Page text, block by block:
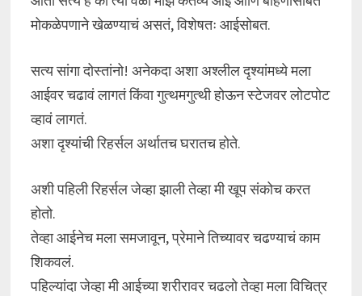
मोकळेपणाने खेळण्याचं असतं, विशेषतः आईसोबत.
सत्य सांगा दोस्तांनो! अनेकदा अशा अश्लील दृश्यांमध्ये मला
आईवर चढावं लागतं किंवा गुत्थमगुत्थी होऊन स्टेजवर लोटपोट
व्हावं लागतं.
अशा दृश्यांची रिहर्सल अर्थातच घरातच होते.
अशी पहिली रिहर्सल जेव्हा झाली तेव्हा मी खूप संकोच करत
होतो.
तेव्हा आईनेच मला समजावून, प्रेमाने तिच्यावर चढण्याचं काम
शिकवलं.
पहिल्यांदा जेव्हा मी आईच्या शरीरावर चढलो तेव्हा मला विचित्र